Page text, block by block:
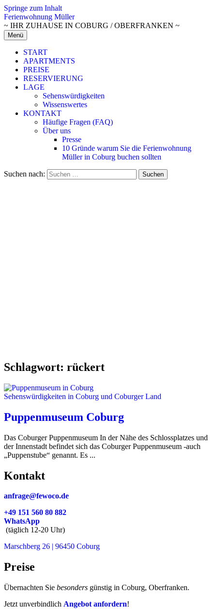
Springe zum Inhalt
Ferienwohnung Müller
~ IHR ZUHAUSE IN COBURG / OBERFRANKEN ~
Menü
START
APARTMENTS
PREISE
RESERVIERUNG
LAGE
Sehenswürdigkeiten
Wissenswertes
KONTAKT
Häufige Fragen (FAQ)
Über uns
Presse
10 Gründe warum Sie die Ferienwohnung
Müller in Coburg buchen sollten
Suchen nach:
Schlagwort: rückert
Sehenswürdigkeiten in Coburg und Coburger Land
Puppenmuseum Coburg
Das Coburger Puppenmuseum In der Nähe des Schlossplatzes und
der Innenstadt befindet sich das Coburger Puppenmuseum -auch
„Puppenstube“ genannt. Es ...
Kontakt
anfrage@fewoco.de
+49 151 560 80 882
WhatsApp
(täglich 12-20 Uhr)
Marschberg 26 | 96450 Coburg
Preise
Übernachten Sie besonders günstig in Coburg, Oberfranken.
Jetzt unverbindlich Angebot anfordern!